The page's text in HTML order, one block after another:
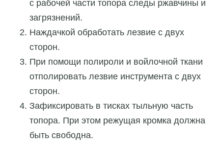
с рабочей части топора следы ржавчины и
загрязнений.
Наждачкой обработать лезвие с двух
сторон.
При помощи полироли и войлочной ткани
отполировать лезвие инструмента с двух
сторон.
Зафиксировать в тисках тыльную часть
топора. При этом режущая кромка должна
быть свободна.